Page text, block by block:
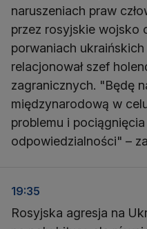
naruszeniach praw
przez rosyjskie wojsko
porwaniach
relacjonował szef
zagranicznych. "Będę
międzynarodową w
problemu i
odpowiedzialności" –
19:35
Rosyjska agresja na